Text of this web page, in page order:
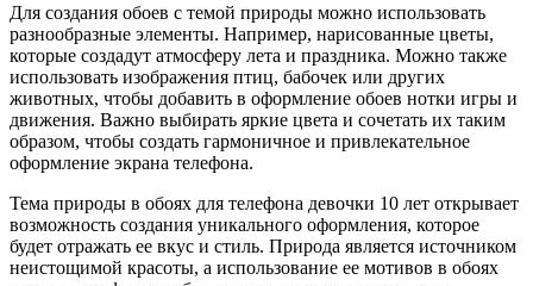
Для создания обоев с темой природы можно использовать
разнообразные элементы. Например, нарисованные цветы,
которые создадут атмосферу лета и праздника. Можно также
использовать изображения птиц, бабочек или других
животных, чтобы добавить в оформление обоев нотки игры и
движения. Важно выбирать яркие цвета и сочетать их таким
образом, чтобы создать гармоничное и привлекательное
оформление экрана телефона.
Тема природы в обоях для телефона девочки 10 лет открывает
возможность создания уникального оформления, которое
будет отражать ее вкус и стиль. Природа является источником
неистощимой красоты, а использование ее мотивов в обоях